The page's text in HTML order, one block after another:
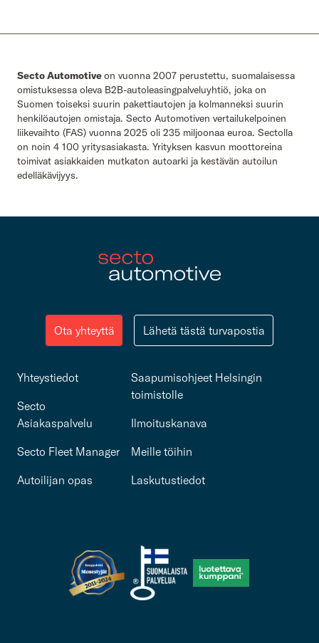
Secto Automotiveon vuonna 2007 perustettu, suomalaisessa
omistuksessa oleva B2B-autoleasingpalveluyhtiö, joka on
Suomen toiseksi suurin pakettiautojen ja kolmanneksi suurin
henkilöautojen omistaja. Secto Automotiven vertailukelpoinen
liikevaihto (FAS) vuonna 2025 oli 235 miljoonaa euroa. Sectolla
on noin 4 100 yritysasiakasta. Yrityksen kasvun moottoreina
toimivat asiakkaiden mutkaton autoarki ja kestävän autoilun
edelläkävijyys.
Ota yhteyttä Lähetä tästä turvapostia
Yhteystiedot
Secto
Asiakaspalvelu
Secto Fleet Manager
Autoilijan opas
Saapumisohjeet Helsingin
toimistolle
Ilmoituskanava
Meille töihin
Laskutustiedot